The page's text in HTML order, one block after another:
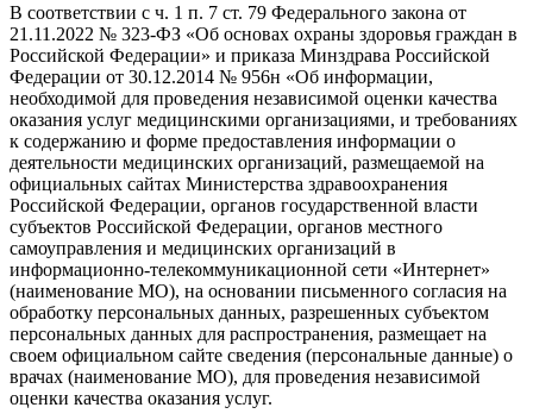
В соответствии с ч. 1 п. 7 ст. 79 Федерального закона от
21.11.2022 № 323-ФЗ «Об основах охраны здоровья граждан в
Российской Федерации» и приказа Минздрава Российской
Федерации от 30.12.2014 № 956н «Об информации,
необходимой для проведения независимой оценки качества
оказания услуг медицинскими организациями, и требованиях
к содержанию и форме предоставления информации о
деятельности медицинских организаций, размещаемой на
официальных сайтах Министерства здравоохранения
Российской Федерации, органов государственной власти
субъектов Российской Федерации, органов местного
самоуправления и медицинских организаций в
информационно-телекоммуникационной сети «Интернет»
(наименование МО), на основании письменного согласия на
обработку персональных данных, разрешенных субъектом
персональных данных для распространения, размещает на
своем официальном сайте сведения (персональные данные) о
врачах (наименование МО), для проведения независимой
оценки качества оказания услуг.